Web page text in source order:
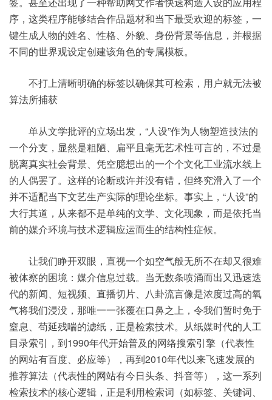
序，这类程序能够结合作品题材和当下最受欢迎的标签，一
键生成人物的姓名、性格、外貌、身份背景等信息，并根据
不同的世界观设定创建该角色的专属模板。
不打上清晰明确的标签以确保其可检索，用户就无法被
算法所捕获
单从文学批评的立场出发，“人设”作为人物塑造技法的
一个分支，显然是粗陋、扁平且毫无艺术性可言的，不过是
脱离真实社会背景、凭空臆想出的一个个文化工业流水线上
的人偶罢了。这样的论断或许并没有错，但终究滑入了一个
并不适配当下文艺生产实际的理论坐标。事实上，“人设”的
大行其道，从来都不是单纯的文学、文化现象，而是依托当
前的媒介环境与技术逻辑应运而生的结构性症候。
让我们睁开双眼，直视一个如空气般无所不在却又很难
被体察的困境：媒介信息过载。当无数条喷涌而出又迅速迭
代的新闻、短视频、直播切片、八卦流言像是浓度过高的氧
气将我们浸没，那唯一一张覆在口鼻之上，令我们暂时免于
窒息、苟延残喘的滤纸，正是检索技术。从纸媒时代的人工
目录索引，到1990年代开始普及的网络搜索引擎（代表性
的网站有百度、必应等），再到2010年代以来飞速发展的
推荐算法（代表性的网站有今日头条、抖音等），这一系列
检索技术的核心逻辑，正是利用检索词（如标签、关键词、